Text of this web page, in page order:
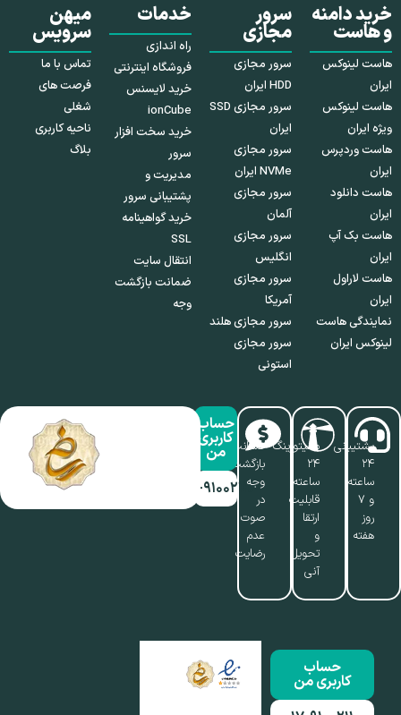
خرید دامنه
و هاست
هاست لینوکس
ایران
هاست لینوکس
ویژه ایران
هاست وردپرس
ایران
هاست دانلود
ایران
هاست بک آپ
ایران
هاست لاراول
ایران
نمایندگی هاست
لینوکس ایران
سرور
مجازی
سرور مجازی
HDD ایران
سرور مجازی SSD
ایران
سرور مجازی
NVMe ایران
سرور مجازی
آلمان
سرور مجازی
انگلیس
سرور مجازی
آمریکا
سرور مجازی هلند
سرور مجازی
استونی
خدمات
راه اندازی
فروشگاه اینترنتی
خرید لایسنس
ionCube
خرید سخت افزار
سرور
مدیریت و
پشتیبانی سرور
خرید گواهینامه
SSL
انتقال سایت
ضمانت بازگشت
وجه
میهن
سرویس
تماس با ما
فرصت های
شغلی
ناحیه کاربری
بلاگ
پشتیبانی
۲۴
ساعته
و ۷
روز
هفته
مانیتورینگ
۲۴
ساعته،
قابلیت
ارتقا
تحویل
آنی
ضمانت
بازگشت
وجه
در
صوت
عدم
رضایت
حساب
کاربری
من
۰۱۷-۹۱۰۰۲۱۱۰
حساب
کاربری من